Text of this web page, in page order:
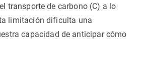
transporte de carbono (C) a lo
limitación dificulta una
capacidad de anticipar cómo